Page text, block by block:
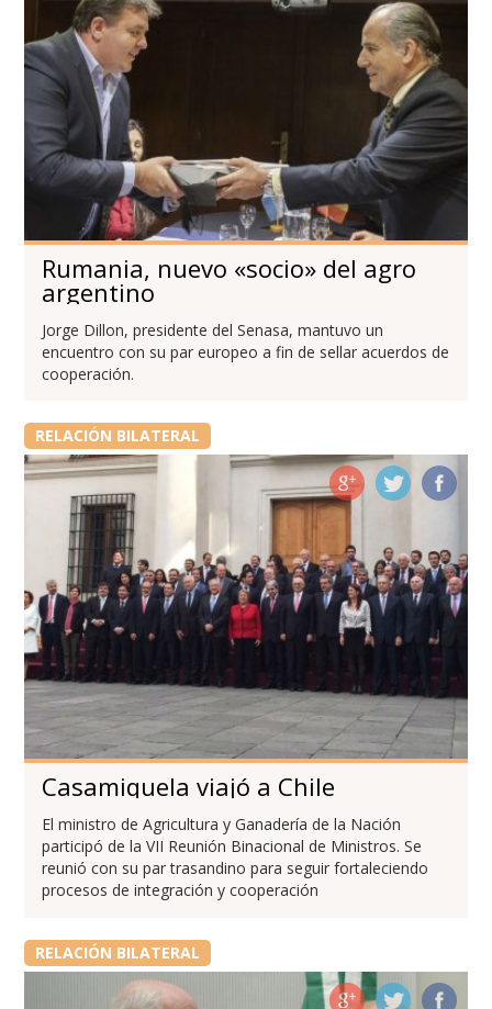
Rumania, nuevo «socio» del agro
argentino
Jorge Dillon, presidente del Senasa, mantuvo un
encuentro con su par europeo a fin de sellar acuerdos de
cooperación.
RELACIÓN BILATERAL
Casamiquela viajó a Chile
El ministro de Agricultura y Ganadería de la Nación
participó de la VII Reunión Binacional de Ministros. Se
reunió con su par trasandino para seguir fortaleciendo
procesos de integración y cooperación
RELACIÓN BILATERAL